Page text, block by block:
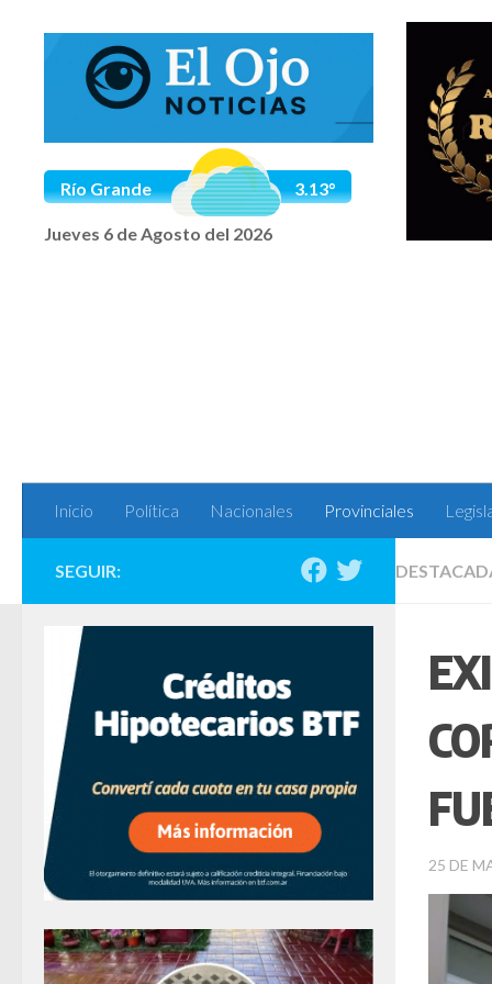
Saltar al contenido
Río Grande 3.13°
Jueves 6 de Agosto del 2026
Inicio Política Nacionales Provinciales
25 DE
SEGUIR: